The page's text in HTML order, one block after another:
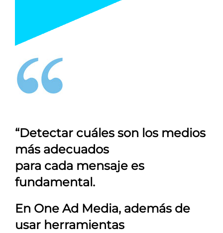
“Detectar cuáles son los medios
más adecuados
para cada mensaje es
fundamental.
En One Ad Media, además de
usar herramientas